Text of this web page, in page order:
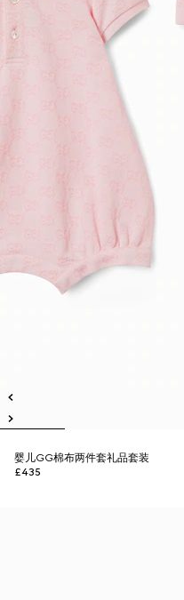
婴儿GG棉布两件套礼品套装
£435